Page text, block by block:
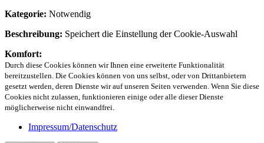
Kategorie: Notwendig
Beschreibung: Speichert die Einstellung der Cookie-Auswahl
Komfort:
Durch diese Cookies können wir Ihnen eine erweiterte Funktionalität
bereitzustellen. Die Cookies können von uns selbst, oder von Drittanbietern
gesetzt werden, deren Dienste wir auf unseren Seiten verwenden. Wenn Sie diese
Cookies nicht zulassen, funktionieren einige oder alle dieser Dienste
möglicherweise nicht einwandfrei.
Impressum/Datenschutz